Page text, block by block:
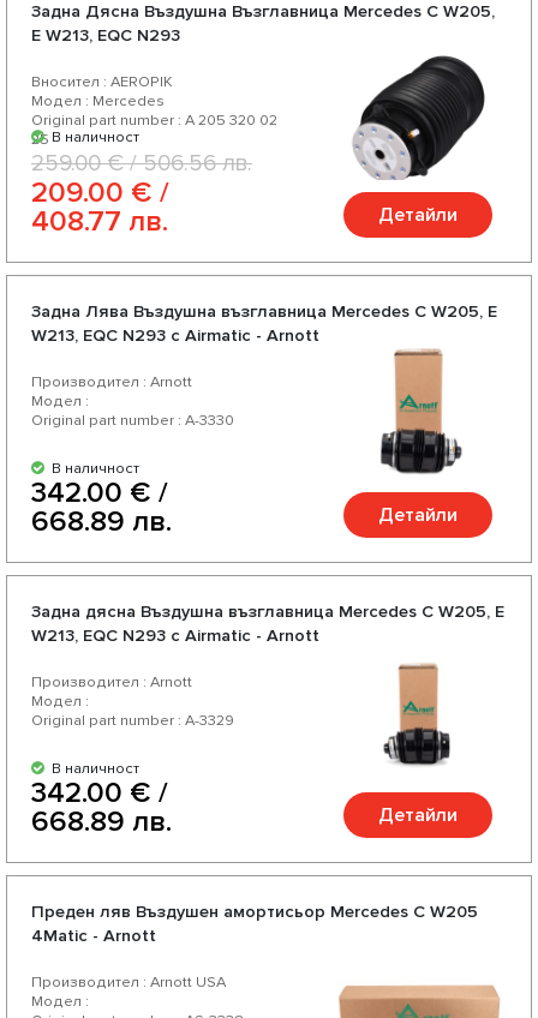
Задна Дясна Въздушна Възглавница Mercedes C W205,
E W213, EQC N293
Вносител : AEROPIK
Модел : Mercedes
Original part number : A 205 320 02
25В наличност
259.00 € / 506.56 лв.
209.00 € /
408.77 лв.
Детайли
Задна Лява Въздушна възглавница Mercedes C W205, E
W213, EQC N293 с Airmatic - Arnott
Производител : Arnott
Модел :
Original part number : A-3330
В наличност
342.00 € /
668.89 лв.
Детайли
Задна дясна Въздушна възглавница Mercedes C W205, E
W213, EQC N293 с Airmatic - Arnott
Производител : Arnott
Модел :
Original part number : A-3329
В наличност
342.00 € /
668.89 лв.
Детайли
Преден ляв Въздушен амортисьор Mercedes C W205
4Matic - Arnott
Производител : Arnott USA
Модел :